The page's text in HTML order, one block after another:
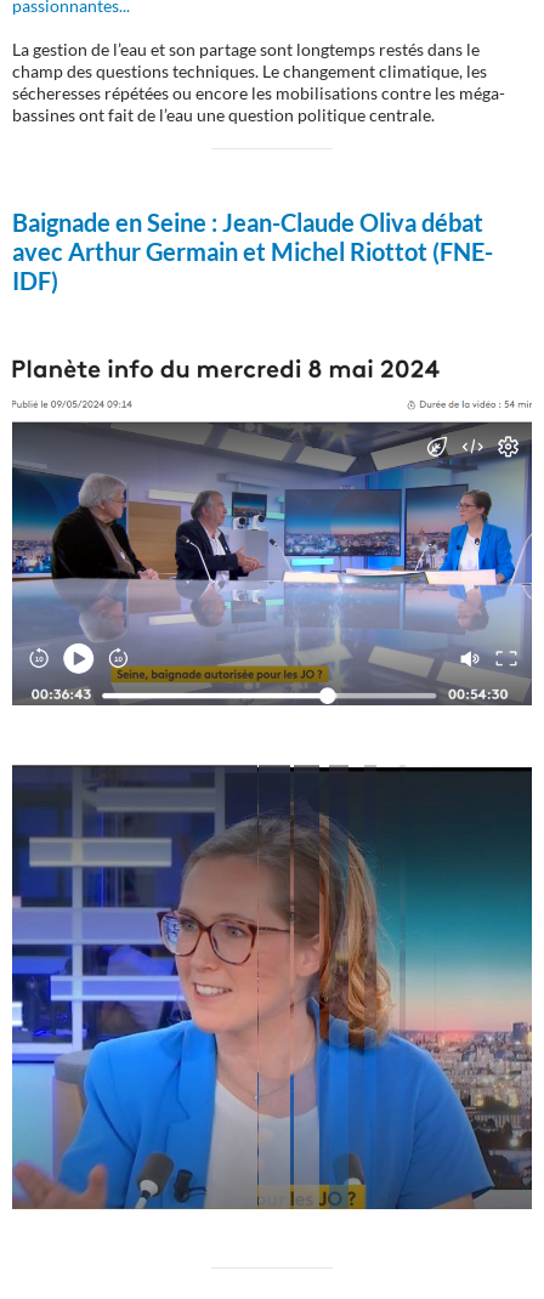
passionnantes...
La gestion de l’eau et son partage sont longtemps restés dans le
champ des questions techniques. Le changement climatique, les
sécheresses répétées ou encore les mobilisations contre les méga-
bassines ont fait de l’eau une question politique centrale.
Baignade en Seine :Jean-Claude Oliva débat
avec Arthur Germain et Michel Riottot (FNE-
IDF)